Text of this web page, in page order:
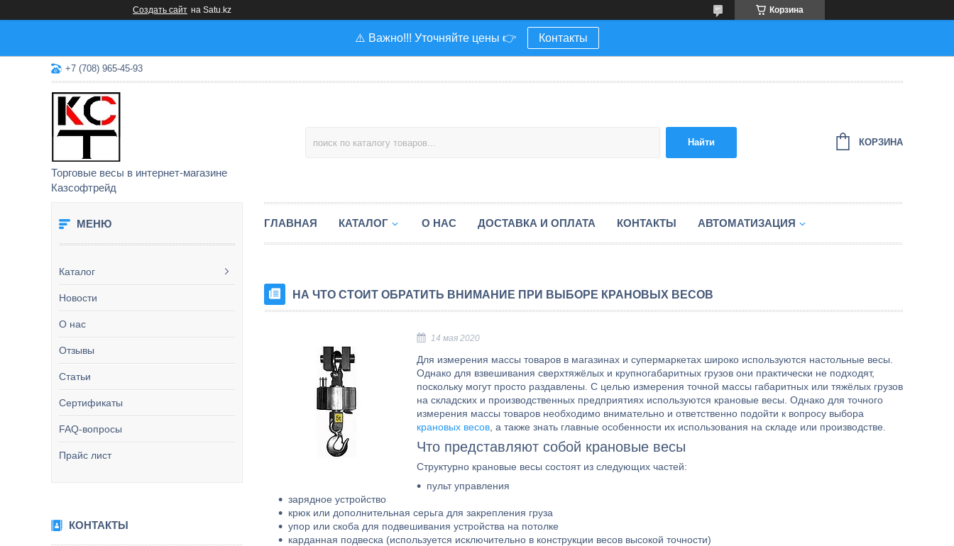
Создать сайт на Satu.kz Корзина
⚠️ Важно!!! Уточняйте цены 👉 Контакты
+7 (708) 965-45-93
Торговые весы в интернет-магазине
Казсофтрейд
Найти КОРЗИНА
Каталог
Новости
О нас
Отзывы
Статьи
Сертификаты
FAQ-вопросы
Прайс лист
КОНТАКТЫ
ГЛАВНАЯ КАТАЛОГ О НАС ДОСТАВКА И ОПЛАТА КОНТАКТЫ АВТОМАТИЗАЦИЯ
НА ЧТО СТОИТ ОБРАТИТЬ ВНИМАНИЕ ПРИ ВЫБОРЕ КРАНОВЫХ ВЕСОВ
14 мая 2020
Для измерения массы товаров в магазинах и супермаркетах широко используются настольные весы.
Однако для взвешивания сверхтяжёлых и крупногабаритных грузов они практически не подходят,
поскольку могут просто раздавлены. С целью измерения точной массы габаритных или тяжёлых грузов
на складских и производственных предприятиях используются крановые весы. Однако для точного
измерения массы товаров необходимо внимательно и ответственно подойти к вопросу выбора
крановых весов , а также знать главные особенности их использования на складе или производстве.
Что представляют собой крановые весы
Структурно крановые весы состоят из следующих частей:
пульт управления
зарядное устройство
крюк или дополнительная серьга для закрепления груза
упор или скоба для подвешивания устройства на потолке
карданная подвеска (используется исключительно в конструкции весов высокой точности)